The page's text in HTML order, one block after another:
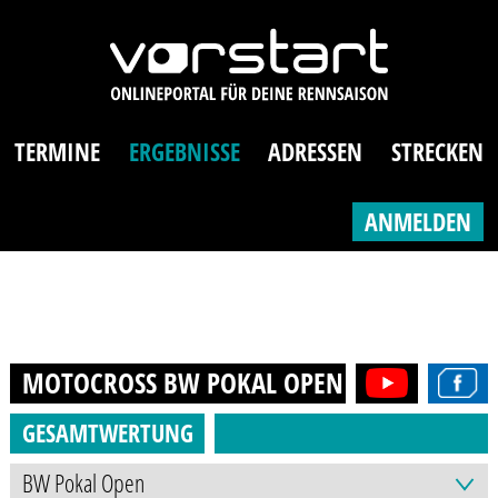
TERMINE ERGEBNISSE ADRESSEN STRECKEN
ANMELDEN
MOTOCROSS BW POKAL OPEN (AB 16J.)
GESAMTWERTUNG